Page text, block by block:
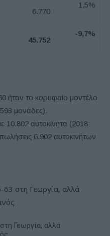
6.770
1,5%
45.752
-9,7%
ήταν το κορυφαίο μοντέλο
μονάδες).
αυτοκίνητα (2018:
6.902 αυτοκινήτων
Γεωργία, αλλά